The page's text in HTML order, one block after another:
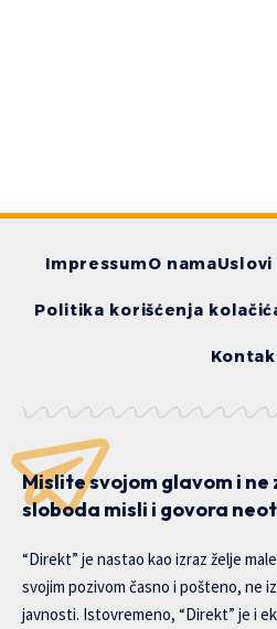
ImpressumO nama
Politika korišćenja
Mislite svojom glavom i
sloboda misli i govora
“Direkt” je nastao kao izraz želje
svojim pozivom časno i pošteno, ne
javnosti. Istovremeno, “Direkt” je i